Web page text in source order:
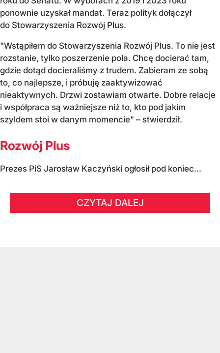
ponownie uzyskał mandat. Teraz polityk dołączył
do Stowarzyszenia Rozwój Plus.
"Wstąpiłem do Stowarzyszenia Rozwój Plus. To nie jest
rozstanie, tylko poszerzenie pola. Chcę docierać tam,
gdzie dotąd docieraliśmy z trudem. Zabieram ze sobą
to, co najlepsze, i próbuję zaaktywizować
nieaktywnych. Drzwi zostawiam otwarte. Dobre relacje
i współpraca są ważniejsze niż to, kto pod jakim
szyldem stoi w danym momencie" – stwierdził.
Rozwój Plus
Prezes PiS Jarosław Kaczyński ogłosił pod koniec...
CZYTAJ DALEJ